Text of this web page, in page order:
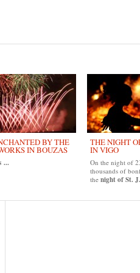
BY THE
IN BOUZAS
...
THE NIGHT
IN VIGO
On the night of
thousands of
the night of St.